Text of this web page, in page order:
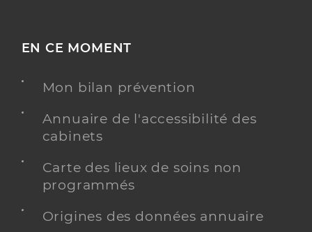
EN CE MOMENT
Mon bilan prévention
Annuaire de l'accessibilité des
cabinets
Carte des lieux de soins non
programmés
Origines des données annuaire